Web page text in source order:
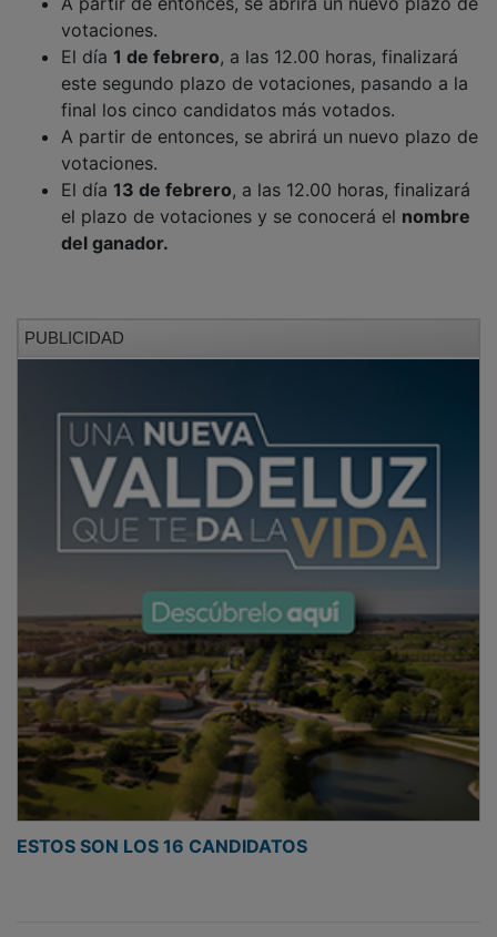
votaciones.
El día1 de febrero
este segundo plazo de votaciones, pasando a la
final los cinco candidatos más votados.
A partir de entonces, se abrirá un nuevo plazo de
votaciones.
El día13 de febrero
el plazo de votaciones y se conocerá el nombre
del ganador.